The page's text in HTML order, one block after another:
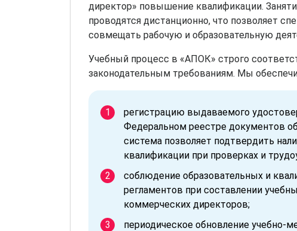
директор» повышение квалификации.
проводятся дистанционно, что позволяет
совмещать рабочую и образовательную
Учебный процесс в «АПОК» строго
законодательным требованиям. Мы
регистрацию выдаваемого
Федеральном реестре документов
система позволяет подтвердить
квалификации при проверках и
соблюдение образовательных и
регламентов при составлении
коммерческих директоров;
периодическое обновление учебно-